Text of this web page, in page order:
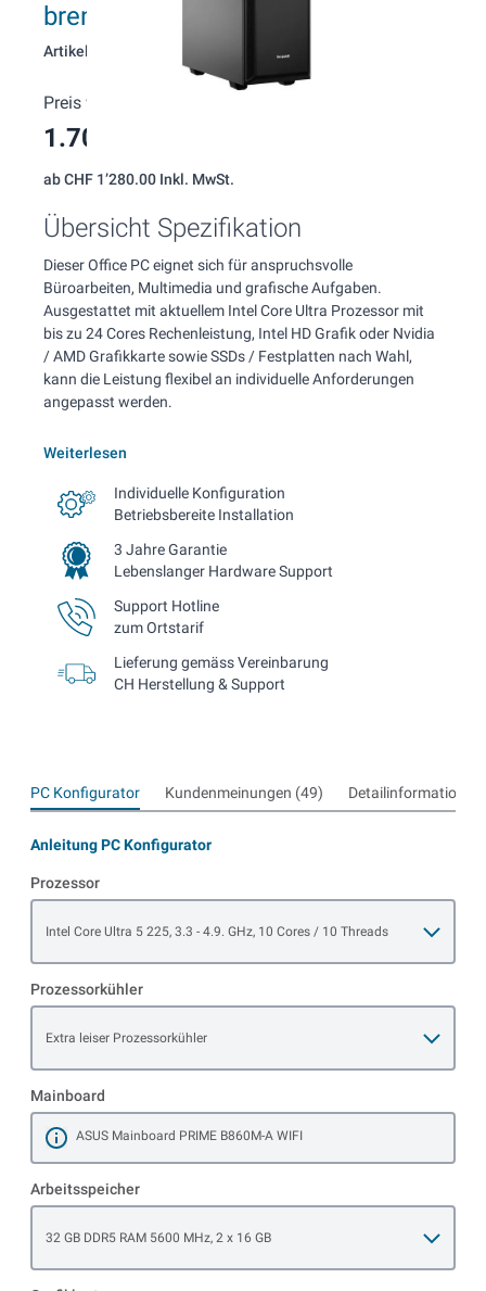
brentford O106 Intel Office PC
Artikelnummer: 106
Preis wie konfiguriert:
1.700,00 CHF
abCHF 1’280.00 Inkl. MwSt.
Übersicht Spezifikation
Dieser Office PC eignet sich für anspruchsvolle
Büroarbeiten, Multimedia und grafische Aufgaben.
Ausgestattet mit aktuellem Intel Core Ultra Prozessor mit
bis zu 24 Cores Rechenleistung, Intel HD Grafik oder Nvidia
/ AMD Grafikkarte sowie SSDs / Festplatten nach Wahl,
kann die Leistung flexibel an individuelle Anforderungen
angepasst werden.
Weiterlesen
Individuelle Konfiguration
Betriebsbereite Installation
3 Jahre Garantie
Lebenslanger Hardware Support
Support Hotline
zum Ortstarif
Lieferung gemäss Vereinbarung
CH Herstellung & Support
PC Konfigurator Kundenmeinungen (49) Detailinformationen
Anleitung PC Konfigurator
Prozessor
Intel Core Ultra 5 225, 3.3 - 4.9. GHz, 10 Cores / 10 Threads
Prozessorkühler
Extra leiser Prozessorkühler
Mainboard
ASUS Mainboard PRIME B860M-A WIFI
Arbeitsspeicher
32 GB DDR5 RAM 5600 MHz, 2 x 16 GB